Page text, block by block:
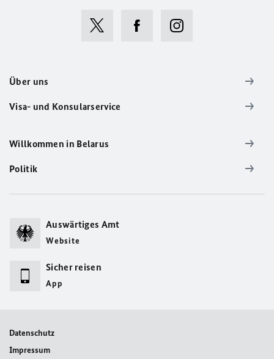
Über uns
Visa- und Konsularservice
Willkommen in Belarus
Politik
Auswärtiges Amt
Website
Sicher reisen
App
Datenschutz
Impressum